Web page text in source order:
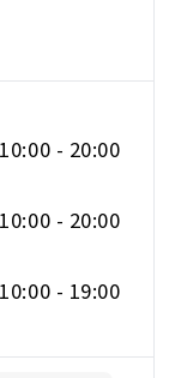
10:00 - 20:00
10:00 - 20:00
10:00 - 19:00